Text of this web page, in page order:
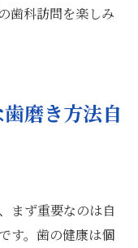
歯科訪問を楽しみ
磨き方法自
まず重要なのは自
す。歯の健康は個